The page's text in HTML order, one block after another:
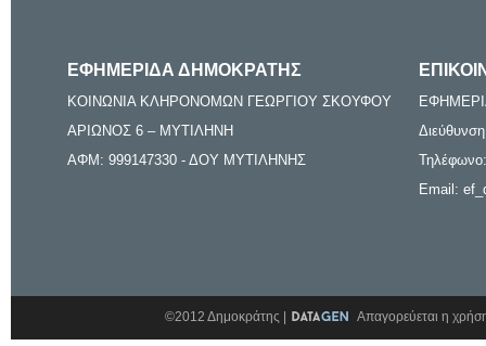
ΕΦΗΜΕΡΙΔΑ ΔΗΜΟΚΡΑΤΗΣ
ΚΟΙΝΩΝΙΑ ΚΛΗΡΟΝΟΜΩΝ ΓΕΩΡΓΙΟΥ ΣΚΟΥΦΟΥ
ΑΡΙΩΝΟΣ 6 – ΜΥΤΙΛΗΝΗ
ΑΦΜ: 999147330 - ΔΟΥ ΜΥΤΙΛΗΝΗΣ
Email:
©2012 Δημοκράτης | Απαγορεύεται η